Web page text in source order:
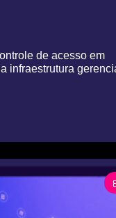
de acesso em
infraestrutura